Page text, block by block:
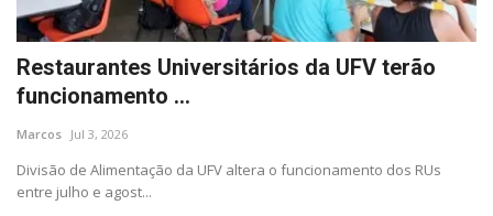
Restaurantes Universitários da UFV terão
funcionamento ...
Marcos Jul 3, 2026
Divisão de Alimentação da UFV altera o funcionamento dos RUs
entre julho e agost...